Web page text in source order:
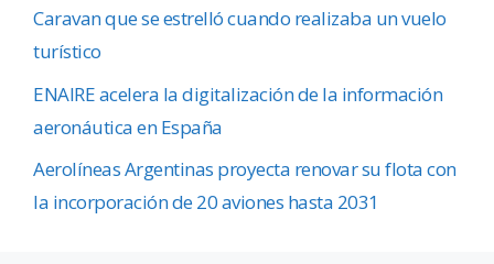
Caravan que se estrelló cuando realizaba un vuelo
turístico
ENAIRE acelera la digitalización de la información
aeronáutica en España
Aerolíneas Argentinas proyecta renovar su flota con
la incorporación de 20 aviones hasta 2031